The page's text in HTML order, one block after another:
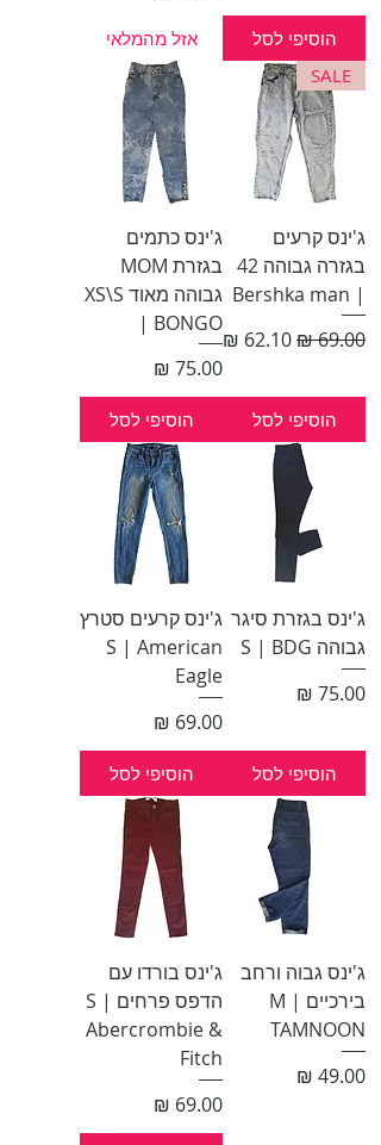
הוסיפי לסל
אזל מהמלאי
SALE
ג'ינס קרעים
בגזרה גבוהה 42
| Bershka man
מחיר רגילמחיר מבצע
הוסיפי לסל
ג'ינס כתמים
בגזרת MOM
גבוהה מאוד XS\S
| BONGO
מחיר
הוסיפי לסל
ג'ינס בגזרת סיגר
גבוהה S | BDG
מחיר
הוסיפי לסל
ג'ינס קרעים סטרץ
S | American
Eagle
מחיר
הוסיפי לסל
ג'ינס גבוה ורחב
בירכיים M |
TAMNOON
מחיר
ג'ינס בורדו עם
הדפס פרחים S |
Abercrombie &
Fitch
מחיר